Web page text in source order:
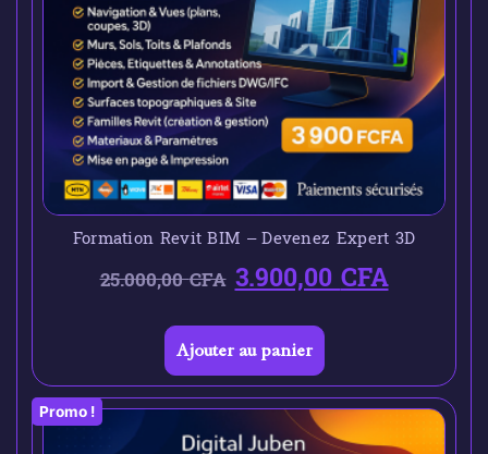
Formation Revit BIM – Devenez Expert 3D
25.000,00CFA 3.900,00CFA
Ajouter au panier
Promo !